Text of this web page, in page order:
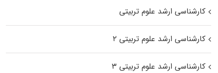
کارشناسی ارشد علوم تربیتی
کارشناسی ارشد علوم تربیتی ۲
کارشناسی ارشد علوم تربیتی ۳